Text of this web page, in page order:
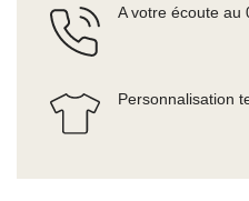
A votre écoute au
Personnalisation